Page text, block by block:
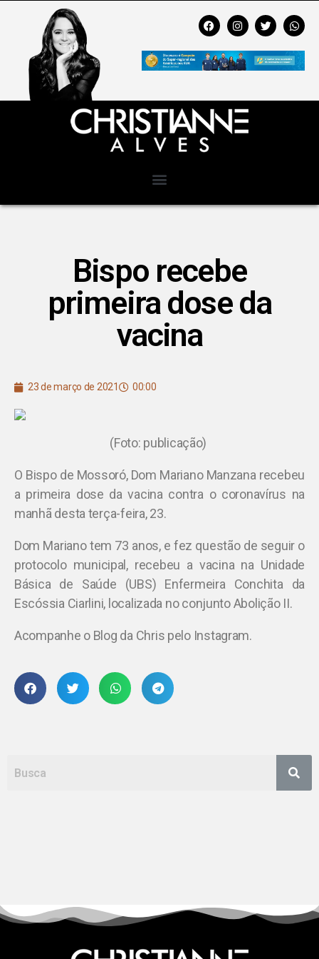
Bispo recebe
primeira dose da
vacina
23 de março de 2021 00:00
(Foto: publicação)
O Bispo de Mossoró, Dom Mariano Manzana recebeu
a primeira dose da vacina contra o coronavírus na
manhã desta terça-feira, 23.
Dom Mariano tem 73 anos, e fez questão de seguir o
protocolo municipal, recebeu a vacina na Unidade
Básica de Saúde (UBS) Enfermeira Conchita da
Escóssia Ciarlini, localizada no conjunto Abolição II.
Acompanhe o Blog da Chris pelo Instagram.